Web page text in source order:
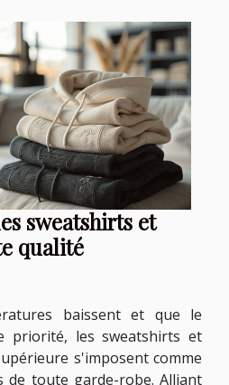
sweatshirts et
qualité
baissent et que le
priorité, les sweatshirts et
s'imposent comme
de toute garde-robe. Alliant